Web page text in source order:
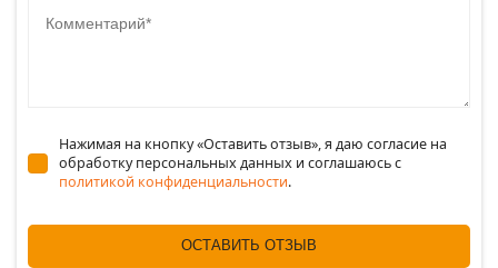
Нажимая на кнопку «Оставить отзыв», я даю согласие на
обработку персональных данных и соглашаюсь c
политикой конфиденциальности.
ОСТАВИТЬ ОТЗЫВ